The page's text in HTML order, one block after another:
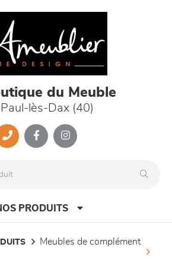
du Meuble
lès-Dax (40)
PRODUITS
meubles de complément